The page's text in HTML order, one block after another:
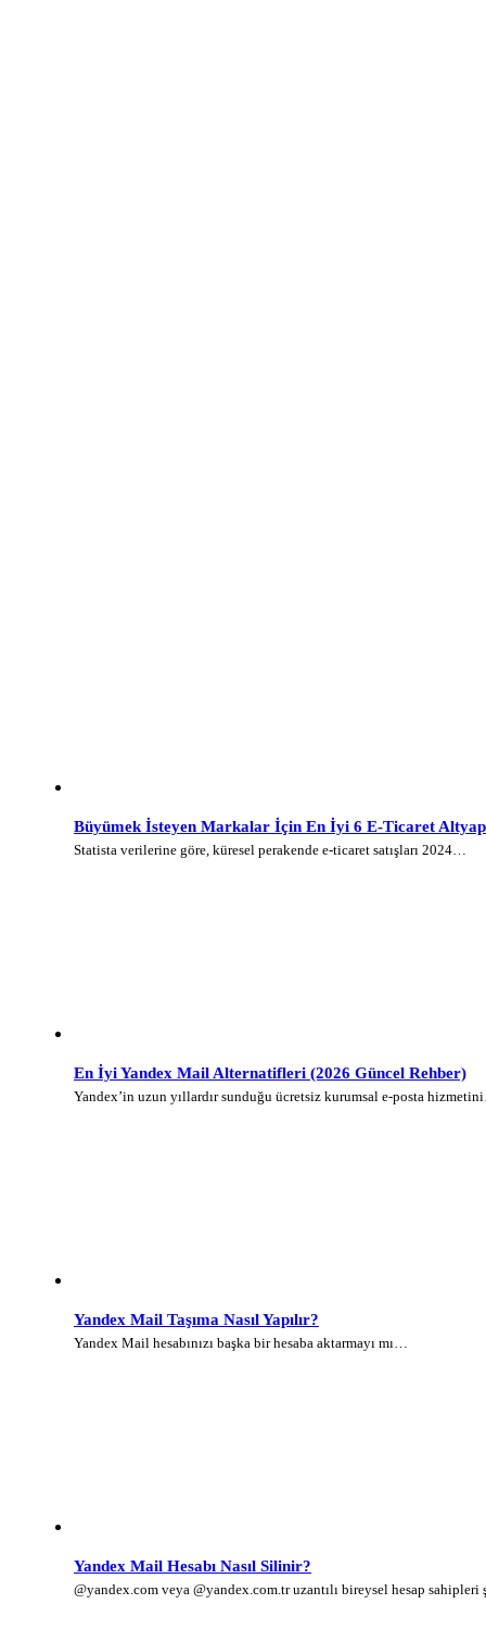
Büyümek İsteyen Markalar İçin En İyi 6 E-Ticaret
Statista verilerine göre, küresel perakende e-ticaret satışları 2024…
En İyi Yandex Mail Alternatifleri (2026 Güncel Rehber)
Yandex’in uzun yıllardır sunduğu ücretsiz kurumsal e-posta
Yandex Mail Taşıma Nasıl Yapılır?
Yandex Mail hesabınızı başka bir hesaba aktarmayı mı…
Yandex Mail Hesabı Nasıl Silinir?
@yandex.com veya @yandex.com.tr uzantılı bireysel hesap